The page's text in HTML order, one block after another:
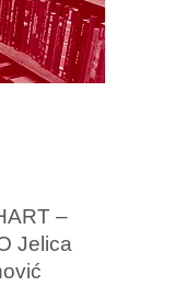
–
Jelica